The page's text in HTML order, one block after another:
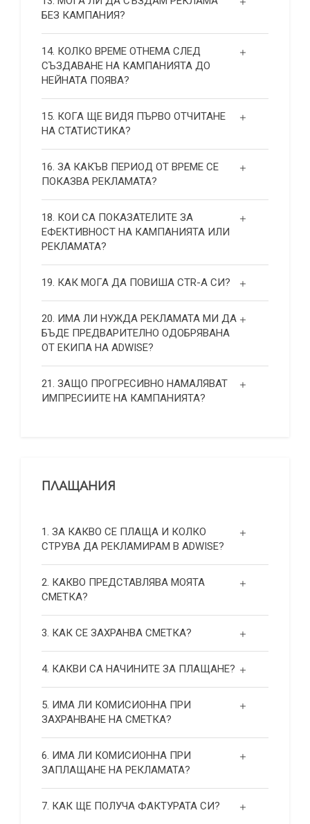
БЕЗ КАМПАНИЯ?
14. КОЛКО ВРЕМЕ ОТНЕМА СЛЕД
СЪЗДАВАНЕ НА КАМПАНИЯТА ДО
НЕЙНАТА ПОЯВА?
15. КОГА ЩЕ ВИДЯ ПЪРВО ОТЧИТАНЕ
НА СТАТИСТИКА?
16. ЗА КАКЪВ ПЕРИОД ОТ ВРЕМЕ СЕ
ПОКАЗВА РЕКЛАМАТА?
18. КОИ СА ПОКАЗАТЕЛИТЕ ЗА
ЕФЕКТИВНОСТ НА КАМПАНИЯТА ИЛИ
РЕКЛАМАТА?
19. КАК МОГА ДА ПОВИША СТR-А СИ?
20. ИМА ЛИ НУЖДА РЕКЛАМАТА МИ ДА
БЪДЕ ПРЕДВАРИТЕЛНО ОДОБРЯВАНА
ОТ ЕКИПА НА ADWISE?
21. ЗАЩО ПРОГРЕСИВНО НАМАЛЯВАТ
ИМПРЕСИИТЕ НА КАМПАНИЯТА?
ПЛАЩАНИЯ
1. ЗА КАКВО СЕ ПЛАЩА И КОЛКО
СТРУВА ДА РЕКЛАМИРАМ В ADWISE?
2. КАКВО ПРЕДСТАВЛЯВА МОЯТА
СМЕТКА?
3. КАК СЕ ЗАХРАНВА СМЕТКА?
4. КАКВИ СА НАЧИНИТЕ ЗА ПЛАЩАНЕ?
5. ИМА ЛИ КОМИСИОННА ПРИ
ЗАХРАНВАНЕ НА СМЕТКА?
6. ИМА ЛИ КОМИСИОННА ПРИ
ЗАПЛАЩАНЕ НА РЕКЛАМАТА?
7. КАК ЩЕ ПОЛУЧА ФАКТУРАТА СИ?